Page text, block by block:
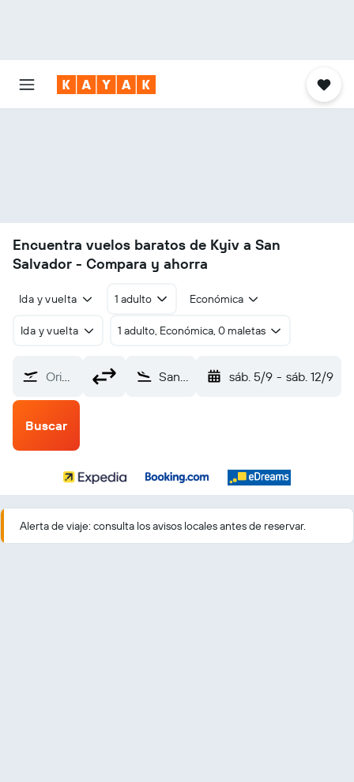
Encuentra vuelos baratos de Kyiv a San
Salvador - Compara y ahorra
Ida y vuelta 1 adulto Económica
Ida y vuelta 1 adulto, Económica, 0 maletas
Origen San Salvador Internacional de El Salvador (SAL) sáb. 5/9 - sáb. 12/9
Buscar
Alerta de viaje: consulta los avisos locales antes de reservar.